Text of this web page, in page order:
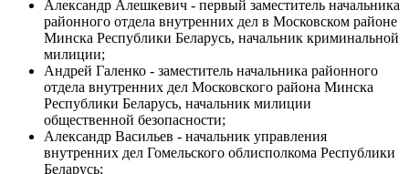
Александр Алешкевич - первый заместитель начальника
районного отдела внутренних дел в Московском районе
Минска Республики Беларусь, начальник криминальной
милиции;
Андрей Галенко - заместитель начальника районного
отдела внутренних дел Московского района Минска
Республики Беларусь, начальник милиции
общественной безопасности;
Александр Васильев - начальник управления
внутренних дел Гомельского облисполкома Республики
Беларусь;